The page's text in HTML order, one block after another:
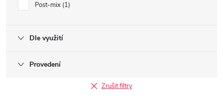
Post-mix 1
Dle využití
Provedení
Zrušit filtry